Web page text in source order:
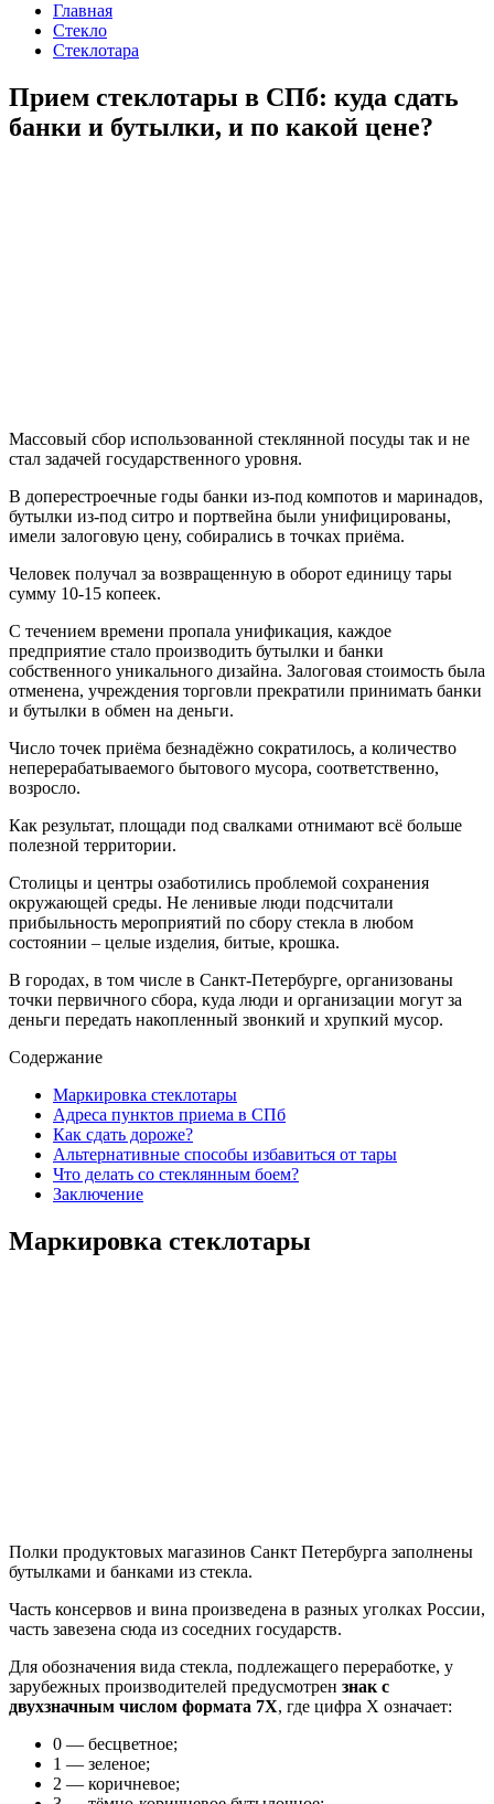
Главная
Стекло
Стеклотара
Прием стеклотары в СПб: куда сдать
банки и бутылки, и по какой цене?
Массовый сбор использованной стеклянной посуды так и не
стал задачей государственного уровня.
В доперестроечные годы банки из-под компотов и маринадов,
бутылки из-под ситро и портвейна были унифицированы,
имели залоговую цену, собирались в точках приёма.
Человек получал за возвращенную в оборот единицу тары
сумму 10-15 копеек.
С течением времени пропала унификация, каждое
предприятие стало производить бутылки и банки
собственного уникального дизайна. Залоговая стоимость была
отменена, учреждения торговли прекратили принимать банки
и бутылки в обмен на деньги.
Число точек приёма безнадёжно сократилось, а количество
неперерабатываемого бытового мусора, соответственно,
возросло.
Как результат, площади под свалками отнимают всё больше
полезной территории.
Столицы и центры озаботились проблемой сохранения
окружающей среды. Не ленивые люди подсчитали
прибыльность мероприятий по сбору стекла в любом
состоянии – целые изделия, битые, крошка.
В городах, в том числе в Санкт-Петербурге, организованы
точки первичного сбора, куда люди и организации могут за
деньги передать накопленный звонкий и хрупкий мусор.
Содержание
Маркировка стеклотары
Адреса пунктов приема в СПб
Как сдать дороже?
Альтернативные способы избавиться от тары
Что делать со стеклянным боем?
Заключение
Маркировка стеклотары
Полки продуктовых магазинов Санкт Петербурга заполнены
бутылками и банками из стекла.
Часть консервов и вина произведена в разных уголках России,
часть завезена сюда из соседних государств.
Для обозначения вида стекла, подлежащего переработке, у
зарубежных производителей предусмотрен знак с
двухзначным числом формата 7Х, где цифра Х означает:
0 — бесцветное;
1 — зеленое;
2 — коричневое;